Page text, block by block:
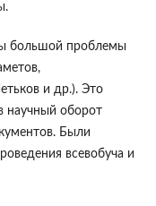
большой проблемы
и др.). Это
научный оборот
Были
всевобуча и